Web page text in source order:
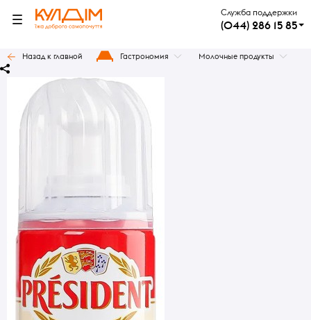
Служба поддержки
(044) 286 15 85
Назад к главной Гастрономия Молочные продукты